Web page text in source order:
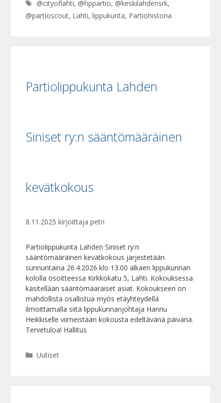
@cityoflahti, @hppartio, @keskilahdensrk,
@partioscout, Lahti,lippukunta, Partiohistoria
Partiolippukunta Lahden
Siniset ry:n sääntömääräinen
kevätkokous
8.11.2025 kirjoittajapetri
Partiolippukunta Lahden Siniset ry:n
sääntömääräinen kevätkokous järjestetään
sunnuntaina 26.4.2026 klo 13.00 alkaen lippukunnan
kololla osoitteessa Kirkkokatu 5, Lahti. Kokouksessa
käsitellään sääntömääräiset asiat. Kokoukseen on
mahdollista osallistua myös etäyhteydellä
ilmoittamalla siitä lippukunnanjohtaja Hannu
Heikkiselle viimeistään kokousta edeltävänä päivänä.
Tervetuloa! Hallitus
Kategoriat
Uutiset